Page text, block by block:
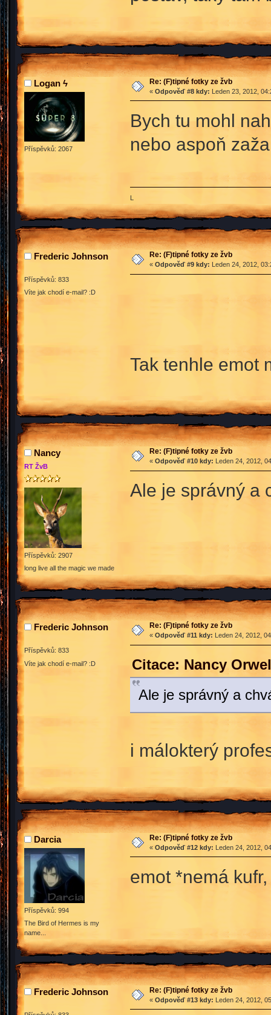
Logan ϟ
Příspěvků: 2067
Re: (F)tipné fotky ze žvb
« Odpověď #8 kdy: Leden 23, 2012,
Bych tu mohl
nebo aspoň
Frederic Johnson
Příspěvků: 833
Víte jak chodí e-mail? :D
Re: (F)tipné fotky ze žvb
« Odpověď #9 kdy: Leden 24, 2012,
Tak tenhle
Nancy
RT ŽvB
Příspěvků: 2907
long live all the magic we made
Re: (F)tipné fotky ze žvb
« Odpověď #10 kdy: Leden 24, 2012,
Ale je správný a
Frederic Johnson
Příspěvků: 833
Víte jak chodí e-mail? :D
Re: (F)tipné fotky ze žvb
« Odpověď #11 kdy: Leden 24, 2012,
Citace: Nancy
Ale je správný a
i málokterý
Darcia
Příspěvků: 994
The Bird of Hermes is my
name...
Re: (F)tipné fotky ze žvb
« Odpověď #12 kdy: Leden 24, 2012,
emot *nemá
Frederic Johnson Re: (F)tipné fotky ze žvb
« Odpověď #13 kdy: Leden 24, 2012,